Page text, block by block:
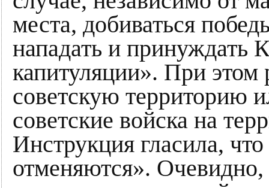
места, добиваться
нападать и принуждать
капитуляции». При этом
советскую территорию
советские войска на
Инструкция гласила,
отменяются».